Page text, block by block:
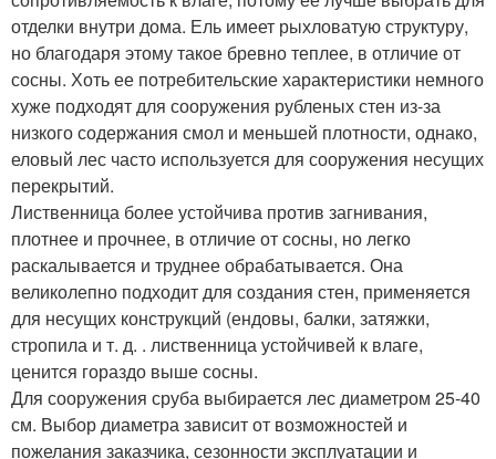
отделки внутри дома. Ель имеет рыхловатую структуру,
но благодаря этому такое бревно теплее, в отличие от
сосны. Хоть ее потребительские характеристики немного
хуже подходят для сооружения рубленых стен из-за
низкого содержания смол и меньшей плотности, однако,
еловый лес часто используется для сооружения несущих
перекрытий.
Лиственница более устойчива против загнивания,
плотнее и прочнее, в отличие от сосны, но легко
раскалывается и труднее обрабатывается. Она
великолепно подходит для создания стен, применяется
для несущих конструкций (ендовы, балки, затяжки,
стропила и т. д. . лиственница устойчивей к влаге,
ценится гораздо выше сосны.
Для сооружения сруба выбирается лес диаметром 25-40
см. Выбор диаметра зависит от возможностей и
пожелания заказчика, сезонности эксплуатации и